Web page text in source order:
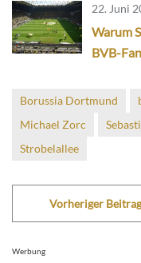
22. Juni
Warum
BVB-
Borussia Dortmund
Michael Zorc
Strobelallee
Vorheriger Beitrag
Werbung